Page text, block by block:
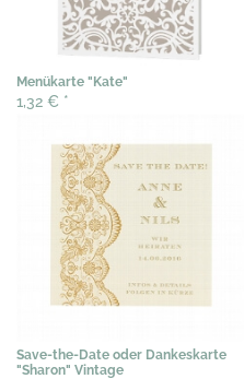
Menükarte "Kate"
1,32 € *
Save-the-Date oder Dankeskarte
"Sharon" Vintage